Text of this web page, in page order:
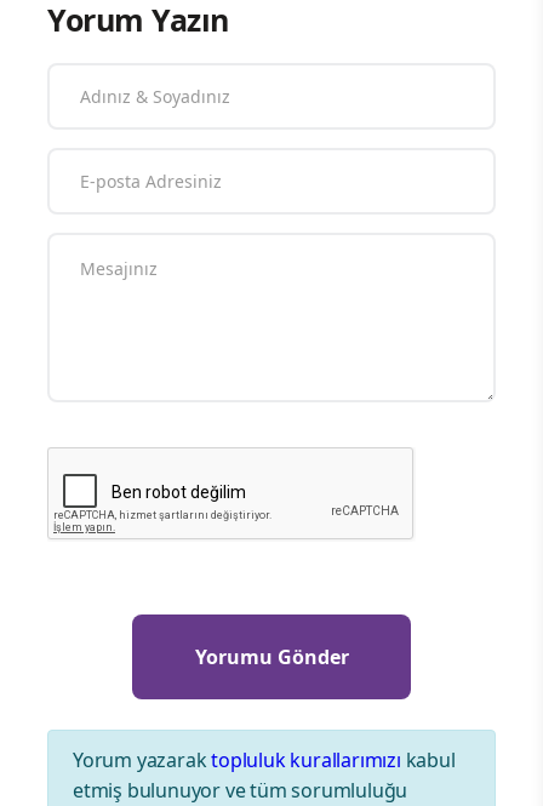
Yorum Yazın
Yorum yazaraktopluluk kurallarımızı kabul
etmiş bulunuyor ve tüm sorumluluğu